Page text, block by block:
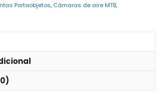
Portaobjetos, Cámaras de aire MTB,